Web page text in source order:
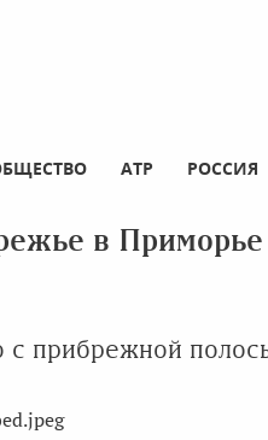
АТР РОССИЯ
в Приморье
с прибрежной